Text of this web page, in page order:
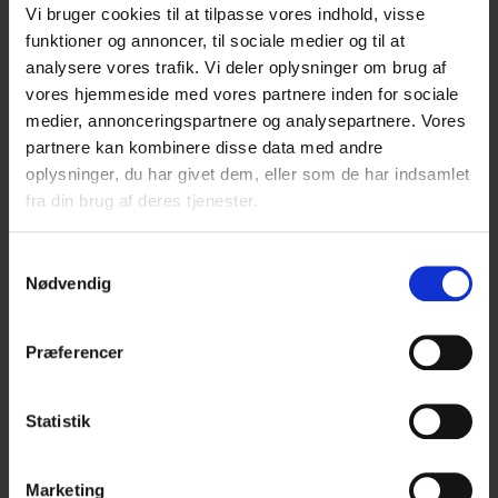
Vi bruger cookies til at tilpasse vores indhold, visse
funktioner og annoncer, til sociale medier og til at
analysere vores trafik. Vi deler oplysninger om brug af
vores hjemmeside med vores partnere inden for sociale
medier, annonceringspartnere og analysepartnere. Vores
partnere kan kombinere disse data med andre
oplysninger, du har givet dem, eller som de har indsamlet
fra din brug af deres tjenester.
Nødvendig
Præferencer
Statistik
Marketing
UDSOLGT
Nerine 'Favourite'